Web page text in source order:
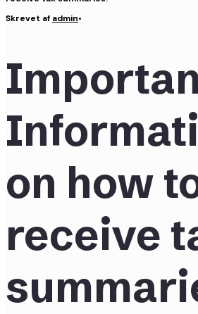
Skrevet af admin•
on how
receive